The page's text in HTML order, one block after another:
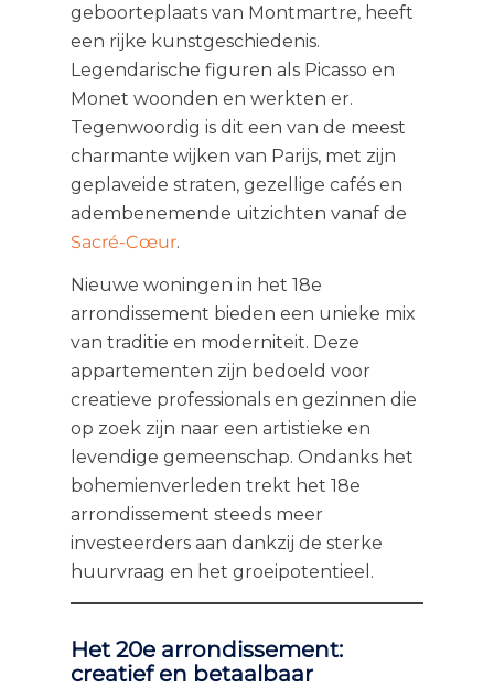
geboorteplaats van Montmartre, heeft
een rijke kunstgeschiedenis.
Legendarische figuren als Picasso en
Monet woonden en werkten er.
Tegenwoordig is dit een van de meest
charmante wijken van Parijs, met zijn
geplaveide straten, gezellige cafés en
adembenemende uitzichten vanaf de
Sacré-Cœur.
Nieuwe woningen in het 18e
arrondissement bieden een unieke mix
van traditie en moderniteit. Deze
appartementen zijn bedoeld voor
creatieve professionals en gezinnen die
op zoek zijn naar een artistieke en
levendige gemeenschap. Ondanks het
bohemienverleden trekt het 18e
arrondissement steeds meer
investeerders aan dankzij de sterke
huurvraag en het groeipotentieel.
Het 20e arrondissement:
creatief en betaalbaar